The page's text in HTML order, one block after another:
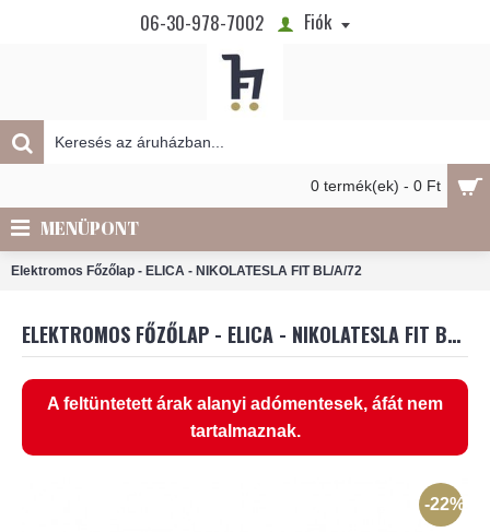
06-30-978-7002 Fiók
0 termék(ek) - 0 Ft
MENÜPONT
Elektromos Főzőlap - ELICA - NIKOLATESLA FIT BL/A/72
ELEKTROMOS FŐZŐLAP - ELICA - NIKOLATESLA FIT BL/A/72
A feltüntetett árak alanyi adómentesek, áfát nem
tartalmaznak.
-22%